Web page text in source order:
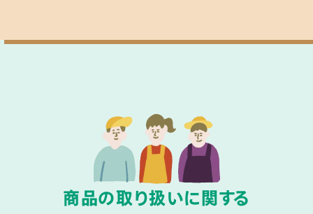
商品の取り扱いに関する